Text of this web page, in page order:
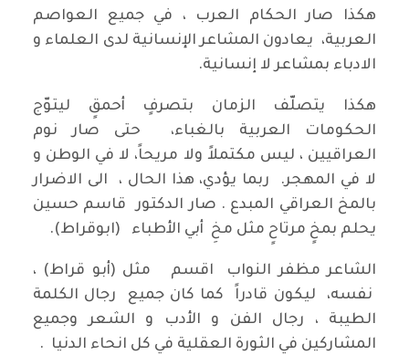
هكذا صار الحكام العرب ، في جميع العواصم
العربية، يعادون المشاعر الإنسانية لدى العلماء و
الادباء بمشاعر لا إنسانية.
هكذا يتصلّف الزمان بتصرفٍ أحمقٍ ليتوّج
الحكومات العربية بالغباء، حتى صار نوم
العراقيين ، ليس مكتملاً ولا مريحاً، لا في الوطن و
لا في المهجر. ربما يؤدي، هذا الحال ، الى الاضرار
بالمخ العراقي المبدع . صار الدكتور قاسم حسين
يحلم بمخٍ مرتاحٍ مثل مخِ أبي الأطباء (ابوقراط).
الشاعر مظفر النواب اقسم مثل (أبو قراط) ،
نفسه، ليكون قادراً كما كان جميع رجال الكلمة
الطيبة ، رجال الفن و الأدب و الشعر وجميع
المشاركين في الثورة العقلية في كل انحاء الدنيا .